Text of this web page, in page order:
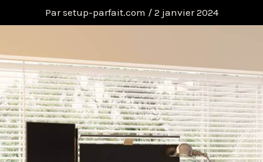
Parsetup-parfait.com / 2 janvier 2024